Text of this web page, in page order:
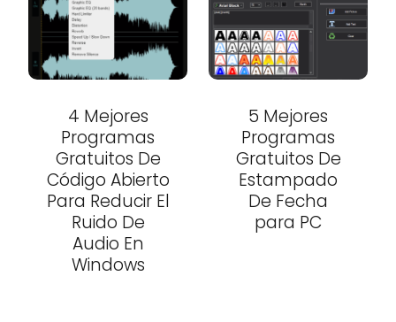
4 Mejores
Programas
Gratuitos De
Código Abierto
Para Reducir El
Ruido De
Audio En
Windows
5 Mejores
Programas
Gratuitos De
Estampado
De Fecha
para PC